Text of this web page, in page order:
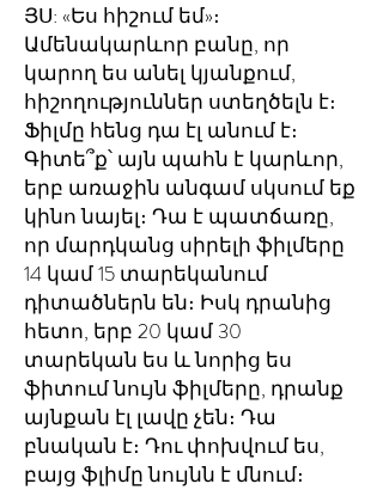
ՅՍ: «Ես հիշում եմ»։
Ամենակարևոր բանը, որ
կարող ես անել կյանքում,
հիշողություններ ստեղծելն է։
Ֆիլմը հենց դա էլ անում է։
Գիտե՞ք՝ այն պահն է կարևոր,
երբ առաջին անգամ սկսում եք
կինո նայել։ Դա է պատճառը,
որ մարդկանց սիրելի ֆիլմերը
14 կամ 15 տարեկանում
դիտածներն են։ Իսկ դրանից
հետո, երբ 20 կամ 30
տարեկան ես և նորից ես
ֆիտում նույն ֆիլմերը, դրանք
այնքան էլ լավը չեն։ Դա
բնական է։ Դու փոխվում ես,
բայց ֆլիմը նույնն է մնում։